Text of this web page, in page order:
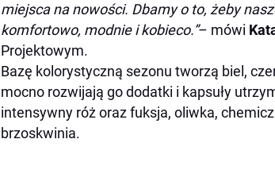
miejsca na nowości. Dbamy o to, żeby
komfortowo, modnie i kobieco.”– mówi
Projektowym.
Bazę kolorystyczną sezonu tworzą biel,
mocno rozwijają go dodatki i kapsuły
intensywny róż oraz fuksja, oliwka,
brzoskwinia.